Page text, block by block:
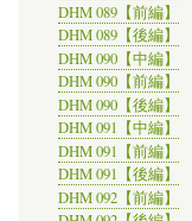
DHM 089【前編】
DHM 089【後編】
DHM 090【中編】
DHM 090【前編】
DHM 090【後編】
DHM 091【中編】
DHM 091【前編】
DHM 091【後編】
DHM 092【前編】